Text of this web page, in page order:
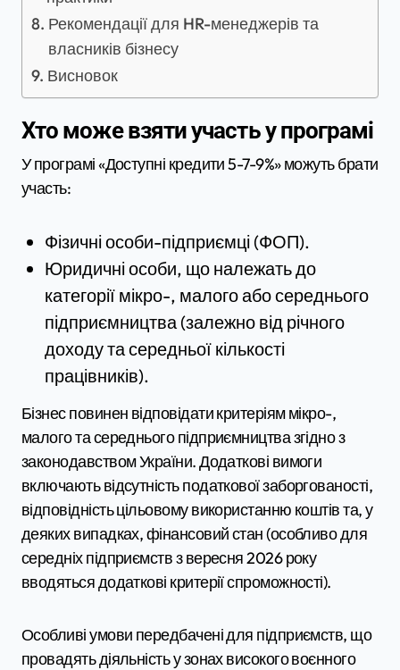
Рекомендації для HR-менеджерів та
власників бізнесу
Висновок
Хто може взяти участь у програмі
У програмі «Доступні кредити 5-7-9%» можуть брати
участь:
Фізичні особи-підприємці (ФОП).
Юридичні особи, що належать до
категорії мікро-, малого або середнього
підприємництва (залежно від річного
доходу та середньої кількості
працівників).
Бізнес повинен відповідати критеріям мікро-,
малого та середнього підприємництва згідно з
законодавством України. Додаткові вимоги
включають відсутність податкової заборгованості,
відповідність цільовому використанню коштів та, у
деяких випадках, фінансовий стан (особливо для
середніх підприємств з вересня 2026 року
вводяться додаткові критерії спроможності).
Особливі умови передбачені для підприємств, що
провадять діяльність у зонах високого воєнного